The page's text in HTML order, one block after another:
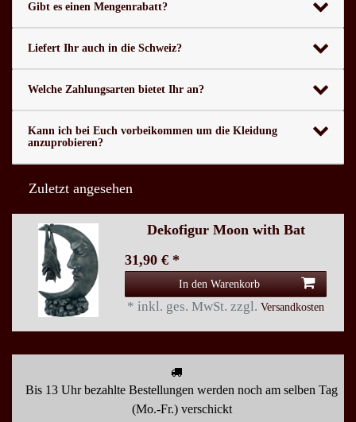
Gibt es einen Mengenrabatt?
Liefert Ihr auch in die Schweiz?
Welche Zahlungsarten bietet Ihr an?
Kann ich bei Euch vorbeikommen um die Kleidung
anzuprobieren?
Zuletzt angesehen
Dekofigur Moon with Bat
31,90 € *
In den Warenkorb
* inkl. ges. MwSt. zzgl. Versandkosten
Bis 13 Uhr bezahlte Bestellungen werden noch am selben Tag
(Mo.-Fr.) verschickt